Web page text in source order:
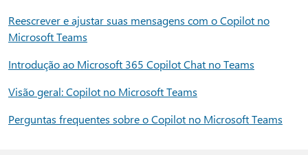
Reescrever e ajustar suas mensagens com o Copilot no
Microsoft Teams
Introdução ao Microsoft 365 Copilot Chat no Teams
Visão geral: Copilot no Microsoft Teams
Perguntas frequentes sobre o Copilot no Microsoft Teams